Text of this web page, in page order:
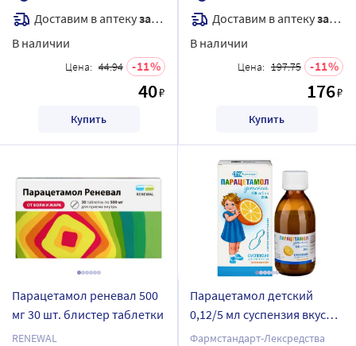
Доставим в аптекузавтра
В наличии
Цена: 44.94 11
40₽
Купить
Доставим в аптекузавтра
В наличии
Цена: 197.75 11
176₽
Купить
Парацетамол реневал 500
мг 30 шт. блистер таблетки
RENEWAL
Парацетамол детский
0,12/5 мл суспензия вкус
апельсин 200 гр
Фармстандарт-Лексредства